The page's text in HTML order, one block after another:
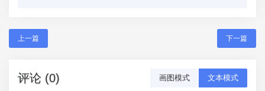
上一篇 下一篇
评论 (0) 画图模式 文本模式